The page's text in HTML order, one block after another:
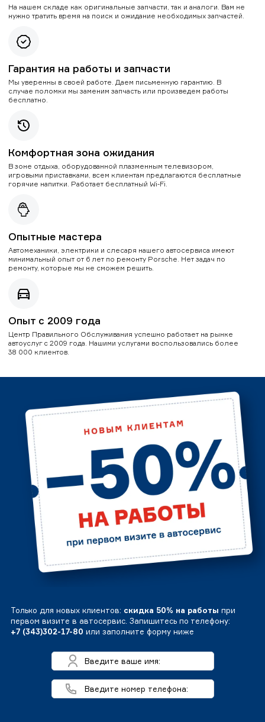
На нашем складе как оригинальные запчасти, так и аналоги. Вам не
нужно тратить время на поиск и ожидание необходимых запчастей.
Гарантия на работы и запчасти
Мы уверенны в своей работе. Даем письменную гарантию. В
случае поломки мы заменим запчасть или произведем работы
бесплатно.
Комфортная зона ожидания
В зоне отдыха, оборудованной плазменным телевизором,
игровыми приставками, всем клиентам предлагаются бесплатные
горячие напитки. Работает бесплатный Wi-Fi.
Опытные мастера
Автомеханики, электрики и слесаря нашего автосервиса имеют
минимальный опыт от 6 лет по ремонту Porsche. Нет задач по
ремонту, которые мы не сможем решить.
Опыт с 2009 года
Центр Правильного Обслуживания успешно работает на рынке
автоуслуг с 2009 года. Нашими услугами воспользовались более
38 000 клиентов.
Только для новых клиентов: скидка 50% на работы при
первом визите в автосервис. Запишитесь по телефону:
+7 (343)302-17-80 или заполните форму ниже